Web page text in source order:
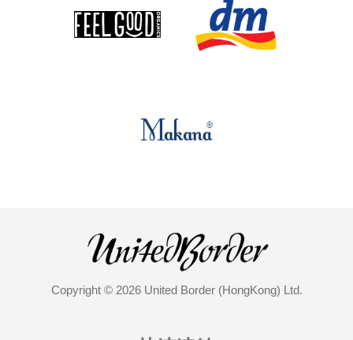
Copyright © 2026 United Border (HongKong) Ltd.